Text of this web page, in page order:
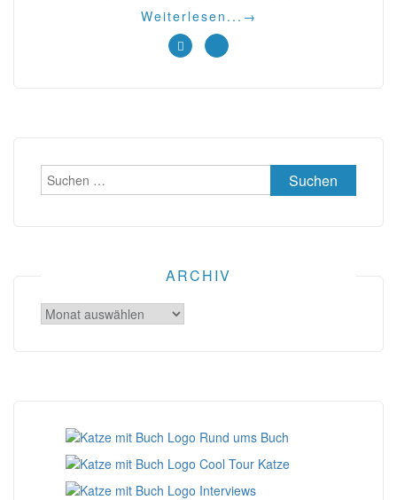
Weiterlesen... →
Suchen
nach:
ARCHIV
Archiv